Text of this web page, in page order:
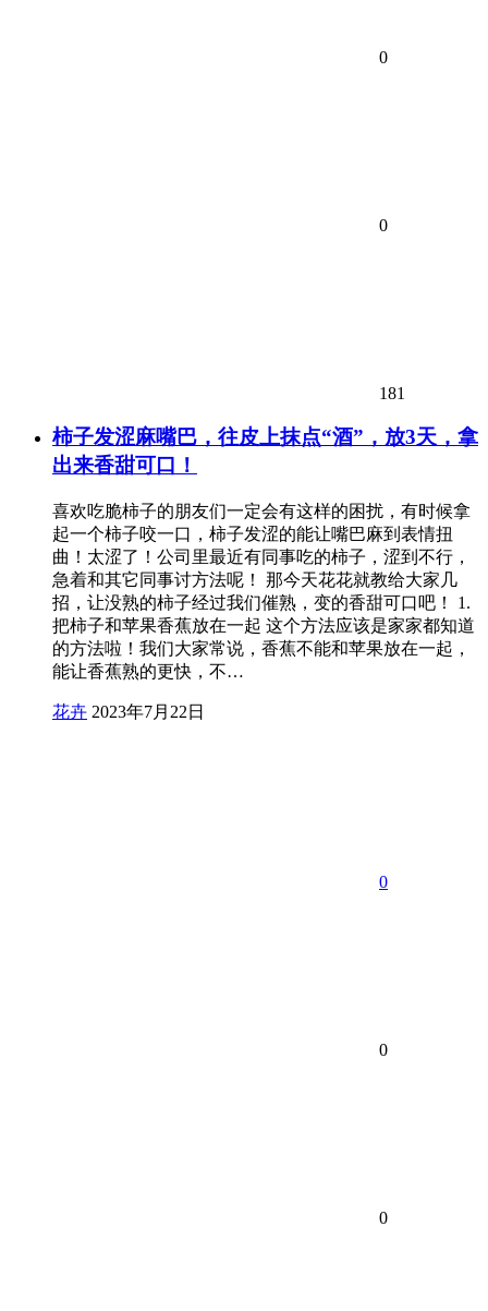
0
0
181
柿子发涩麻嘴巴，往皮上抹点“酒”，放3天，拿
出来香甜可口！
喜欢吃脆柿子的朋友们一定会有这样的困扰，有时候拿
起一个柿子咬一口，柿子发涩的能让嘴巴麻到表情扭
曲！太涩了！公司里最近有同事吃的柿子，涩到不行，
急着和其它同事讨方法呢！ 那今天花花就教给大家几
招，让没熟的柿子经过我们催熟，变的香甜可口吧！ 1.
把柿子和苹果香蕉放在一起 这个方法应该是家家都知道
的方法啦！我们大家常说，香蕉不能和苹果放在一起，
能让香蕉熟的更快，不…
花卉 2023年7月22日
0
0
0